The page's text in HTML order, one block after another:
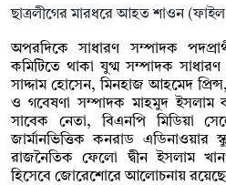
ছাত্রলীগের মারধরে আহত শাওন
অপরদিকে সাধারণ সম্পাদক
কমিটিতে থাকা যুগ্ম সম্পাদক
সাদ্দাম হোসেন, মিনহাজ আহমেদ
ও গবেষণা সম্পাদক মাহমুদ ইসলাম
সাবেক নেতা, বিএনপি মিডিয়া
জার্মানভিত্তিক কনরাড এডিনাওয়ার
রাজনৈতিক ফেলো দ্বীন ইসলাম
হিসেবে জোরেশোরে আলোচনায়